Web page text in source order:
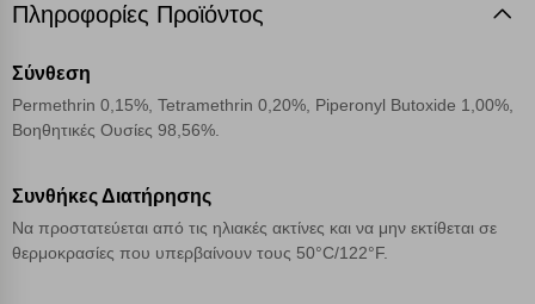
Πληροφορίες Προϊόντος
Σύνθεση
Permethrin 0,15%, Tetramethrin 0,20%, Piperonyl Butoxide 1,00%,
Βοηθητικές Ουσίες 98,56%.
Συνθήκες Διατήρησης
Να προστατεύεται από τις ηλιακές ακτίνες και να μην εκτίθεται σε
θερμοκρασίες που υπερβαίνουν τους 50°C/122°F.
Χρησιμοποιήστε τη για πιο γρήγορη αναζήτηση
προϊόντων.
Γράψτε τα προϊόντα που επιθυμείτε, με κόμμα ανάμεσά
τους, και κάντε κλικ στο κουμπί "Αναζήτηση". Θα
Ρυθμίσεις Cookies